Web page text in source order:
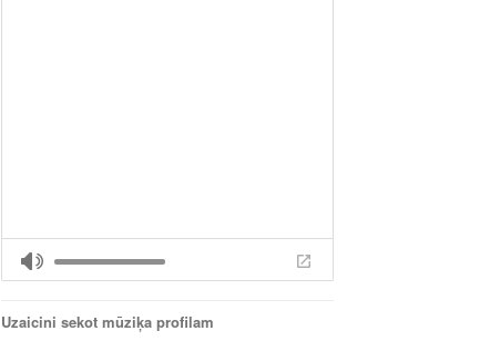
Uzaicini sekot mūziķa profilam